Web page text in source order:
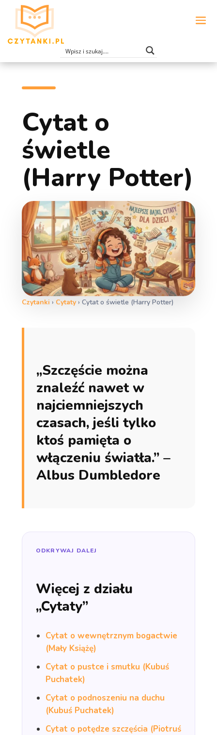
Cytat o
świetle
(Harry Potter)
Czytanki › Cytaty› Cytat o świetle (Harry Potter)
„Szczęście można
znaleźć nawet w
najciemniejszych
czasach, jeśli tylko
ktoś pamięta o
włączeniu światła.” –
Albus Dumbledore
ODKRYWAJ DALEJ
Więcej z działu
„Cytaty”
Cytat o wewnętrznym bogactwie
(Mały Książę)
Cytat o pustce i smutku (Kubuś
Puchatek)
Cytat o podnoszeniu na duchu
(Kubuś Puchatek)
Cytat o potędze szczęścia (Piotruś